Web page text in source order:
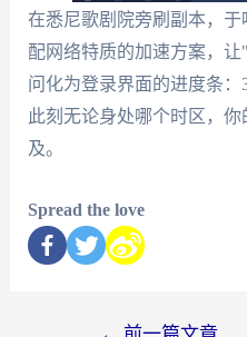
在悉尼歌剧院旁刷副本，
配网络特质的加速方案，
问化为登录界面的进度条：
此刻无论身处哪个时区，
及。
Spread the love